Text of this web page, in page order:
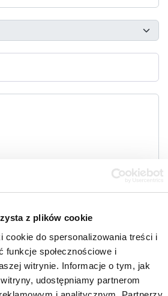
z plików cookie
cookie do spersonalizowania treści i
funkcje społecznościowe i
witrynie. Informacje o tym, jak
udostępniamy partnerom